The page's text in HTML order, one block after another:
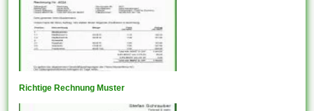
Richtige Rechnung Muster